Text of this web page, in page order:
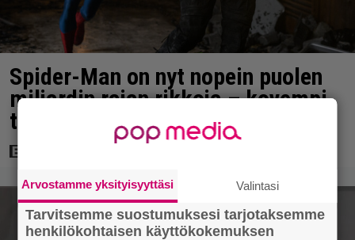
Spider-Man on nyt nopein puolen
miljardin rajan rikkoja – kovempi
tahti kuin Avengers: Endgamella
Arvostamme yksityisyyttäsi Valintasi
Tarvitsemme suostumuksesi tarjotaksemme
henkilökohtaisen käyttökokemuksen